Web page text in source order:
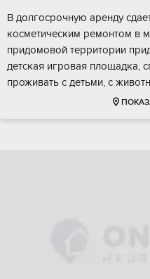
В долгосрочную аренду
косметическим ремонтом в
придомовой территории
детская игровая площадка,
проживать с детьми, с